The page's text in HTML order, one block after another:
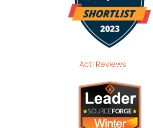
Act! Reviews